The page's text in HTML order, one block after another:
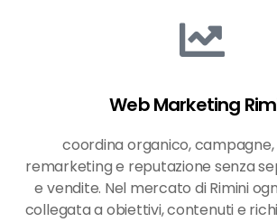
Web Marketing
coordina organico,
remarketing e reputazione senza
e vendite. Nel mercato di Rimini
collegata a obiettivi, contenuti e